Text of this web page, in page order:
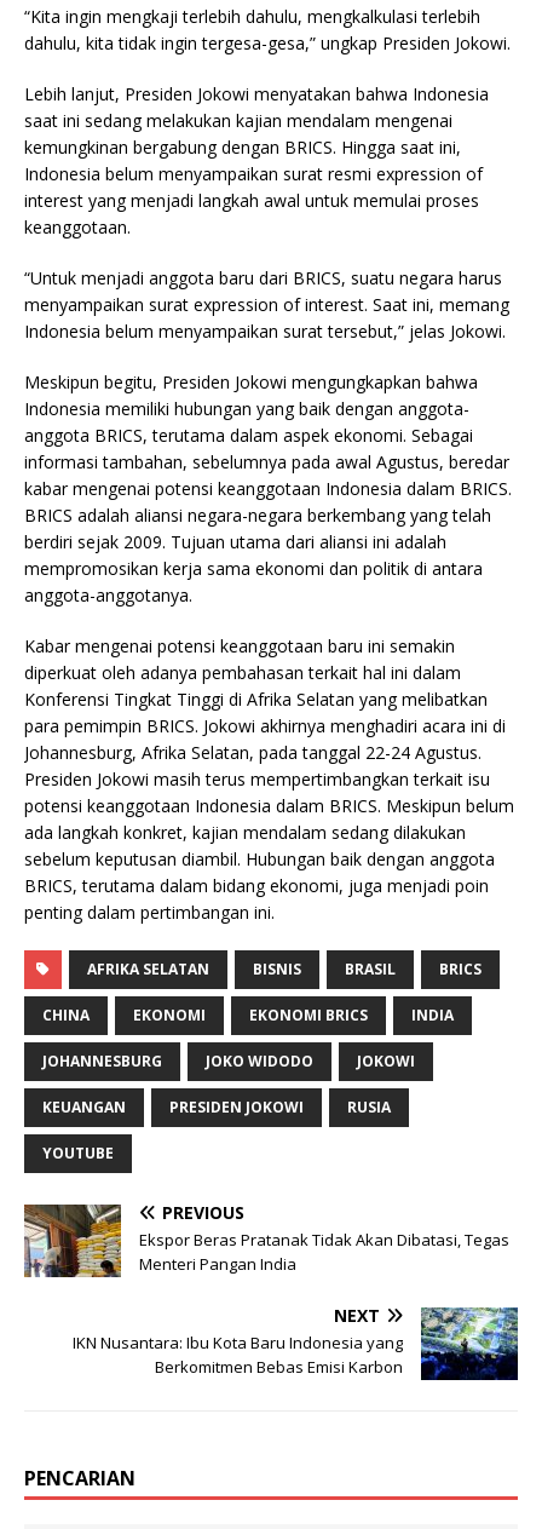
“Kita ingin mengkaji terlebih dahulu, mengkalkulasi terlebih
dahulu, kita tidak ingin tergesa-gesa,” ungkap Presiden Jokowi.
Lebih lanjut, Presiden Jokowi menyatakan bahwa Indonesia
saat ini sedang melakukan kajian mendalam mengenai
kemungkinan bergabung dengan BRICS. Hingga saat ini,
Indonesia belum menyampaikan surat resmi expression of
interest yang menjadi langkah awal untuk memulai proses
keanggotaan.
“Untuk menjadi anggota baru dari BRICS, suatu negara harus
menyampaikan surat expression of interest. Saat ini, memang
Indonesia belum menyampaikan surat tersebut,” jelas Jokowi.
Meskipun begitu, Presiden Jokowi mengungkapkan bahwa
Indonesia memiliki hubungan yang baik dengan anggota-
anggota BRICS, terutama dalam aspek ekonomi. Sebagai
informasi tambahan, sebelumnya pada awal Agustus, beredar
kabar mengenai potensi keanggotaan Indonesia dalam BRICS.
BRICS adalah aliansi negara-negara berkembang yang telah
berdiri sejak 2009. Tujuan utama dari aliansi ini adalah
mempromosikan kerja sama ekonomi dan politik di antara
anggota-anggotanya.
Kabar mengenai potensi keanggotaan baru ini semakin
diperkuat oleh adanya pembahasan terkait hal ini dalam
Konferensi Tingkat Tinggi di Afrika Selatan yang melibatkan
para pemimpin BRICS. Jokowi akhirnya menghadiri acara ini di
Johannesburg, Afrika Selatan, pada tanggal 22-24 Agustus.
Presiden Jokowi masih terus mempertimbangkan terkait isu
potensi keanggotaan Indonesia dalam BRICS. Meskipun belum
ada langkah konkret, kajian mendalam sedang dilakukan
sebelum keputusan diambil. Hubungan baik dengan anggota
BRICS, terutama dalam bidang ekonomi, juga menjadi poin
penting dalam pertimbangan ini.
AFRIKA SELATAN BISNIS BRASIL BRICS
CHINA EKONOMI EKONOMI BRICS INDIA
JOHANNESBURG JOKO WIDODO JOKOWI
KEUANGAN PRESIDEN JOKOWI RUSIA
YOUTUBE
PREVIOUS
Ekspor Beras Pratanak Tidak Akan Dibatasi, Tegas
Menteri Pangan India
NEXT
IKN Nusantara: Ibu Kota Baru Indonesia yang
Berkomitmen Bebas Emisi Karbon
PENCARIAN